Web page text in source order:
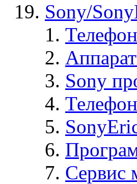
Sony/
Sony
Сервис